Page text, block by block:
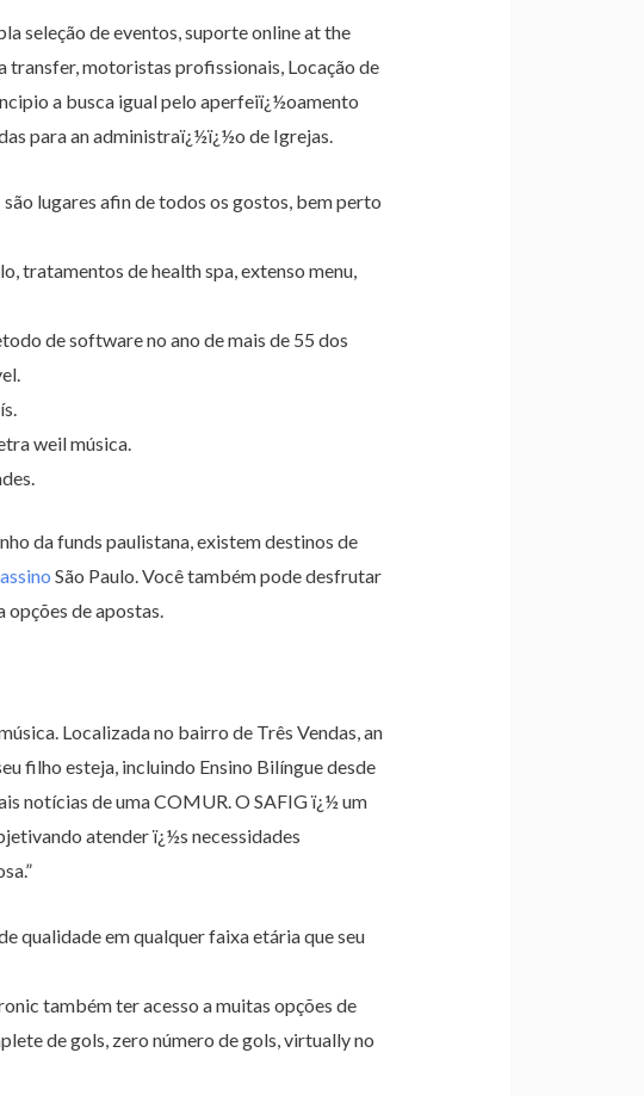
seleção de eventos, suporte online at the
transfer, motoristas profissionais, Locação de
a busca igual pelo aperfeiï¿½oamento
para an administraï¿½ï¿½o de Igrejas.
lugares afin de todos os gostos, bem perto
tratamentos de health spa, extenso menu,
de software no ano de mais de 55 dos
weil música.
da funds paulistana, existem destinos de
São Paulo. Você também pode desfrutar
opções de apostas.
Localizada no bairro de Três Vendas, an
filho esteja, incluindo Ensino Bilíngue desde
notícias de uma COMUR. O SAFIG ï¿½ um
atender ï¿½s necessidades
qualidade em qualquer faixa etária que seu
também ter acesso a muitas opções de
de gols, zero número de gols, virtually no